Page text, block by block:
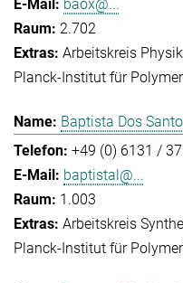
baox@...
2.702
Arbeitskreis
Planck-Institut für
Baptista Dos
+49 (0) 6131 /
baptistal@...
1.003
Arbeitskreis
Planck-Institut für